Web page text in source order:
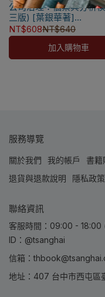
瑕疵換書不提供退貨與
✅訂購數量5本以上另有優
洽LINE客服訂購
公司治理：個案與分析
三版) [葉銀華著]
9789869927833
NT$608NT$640
加入購物車
服務導覽
關於我們 我的帳戶 書籍
退貨與退款說明
隱私政策
聯絡資訊
客服時間：09:00 -
ID：@tsanghai
信箱：
地址：407 台中市西屯區